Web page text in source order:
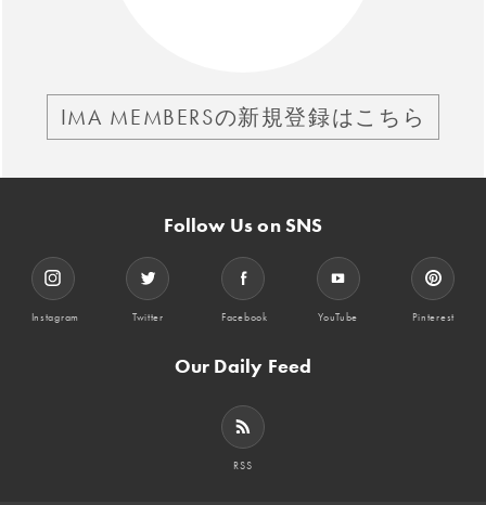
IMA MEMBERSの新規登録はこちら
Follow Us on SNS
Instagram Twitter Facebook YouTube Pinterest
Our Daily Feed
RSS